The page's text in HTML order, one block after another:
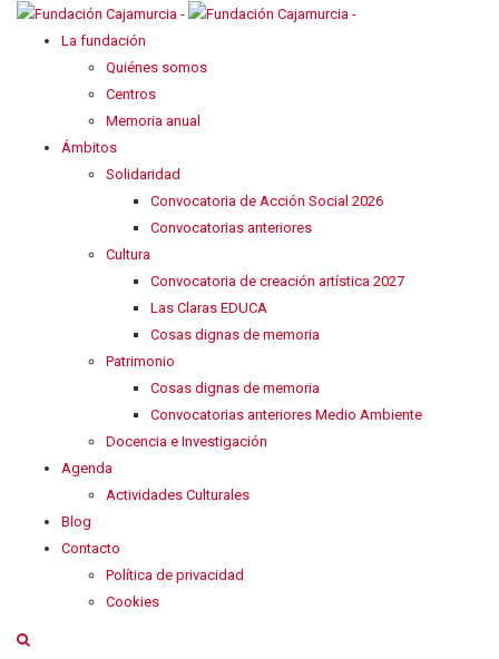
La fundación
Quiénes somos
Centros
Memoria anual
Ámbitos
Solidaridad
Convocatoria de Acción Social 2026
Convocatorias anteriores
Cultura
Convocatoria de creación artística 2027
Las Claras EDUCA
Cosas dignas de memoria
Patrimonio
Cosas dignas de memoria
Convocatorias anteriores Medio Ambiente
Docencia e Investigación
Agenda
Actividades Culturales
Blog
Contacto
Política de privacidad
Cookies